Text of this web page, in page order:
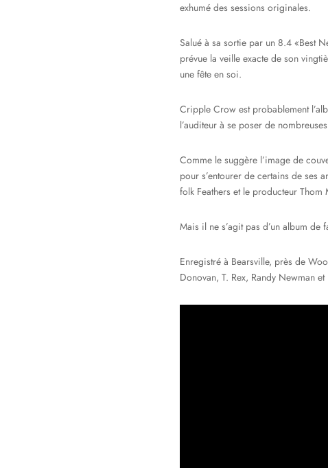
exhumé des sessions originales.
Salué à sa sortie par un 8.4 «Best
prévue la veille exacte de son
une fête en soi.
Cripple Crow est probablement
l’auditeur à se poser de
Comme le suggère l’image de
pour s’entourer de certains de ses
folk Feathers et le producteur Thom
Mais il ne s’agit pas d’un album de
Enregistré à Bearsville, près de
Donovan, T. Rex, Randy Newman